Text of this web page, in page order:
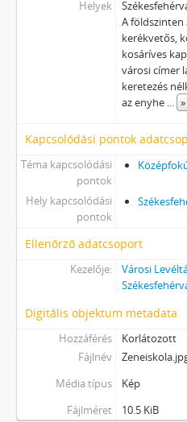
Helyek
A földszinten
kerékvetős,
kosáríves
városi címer
keretezés
az enyhe ... »
Kapcsolódási pontok
Téma kapcsolódási
pontok
Hely kapcsolódási
pontok
Ellenőrző adatcsoport
Kezelője:
Városi
Digitális objektum metadata
Hozzáférés
Korlátozott
Fájlnév
Média típus
Kép
Fájlméret
10.5 KiB